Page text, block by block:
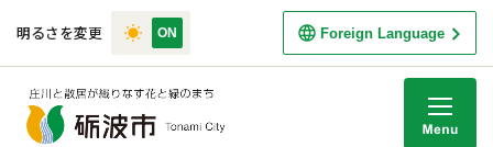
明るさを変更 Foreign Language